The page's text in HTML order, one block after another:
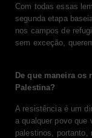
Com todas essas
segunda etapa
nos campos de
sem exceção,
De que maneira
Palestina?
A resistência é um
a qualquer povo que
palestinos, portanto,